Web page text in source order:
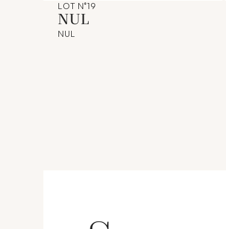
LOT N°19
NUL
NUL